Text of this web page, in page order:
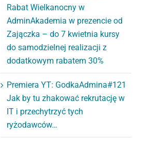
Rabat Wielkanocny w
AdminAkademia w prezencie od
Zajączka – do 7 kwietnia kursy
do samodzielnej realizacji z
dodatkowym rabatem 30%
Premiera YT: GodkaAdmina#121
Jak by tu zhakować rekrutację w
IT i przechytrzyć tych
ryżodawców…